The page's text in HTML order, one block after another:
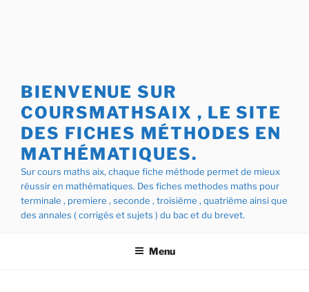
BIENVENUE SUR
COURSMATHSAIX , LE SITE
DES FICHES MÉTHODES EN
MATHÉMATIQUES.
Sur cours maths aix, chaque fiche méthode permet de mieux
réussir en mathématiques. Des fiches methodes maths pour
terminale , premiere , seconde , troisième , quatrième ainsi que
des annales ( corrigés et sujets ) du bac et du brevet.
Menu